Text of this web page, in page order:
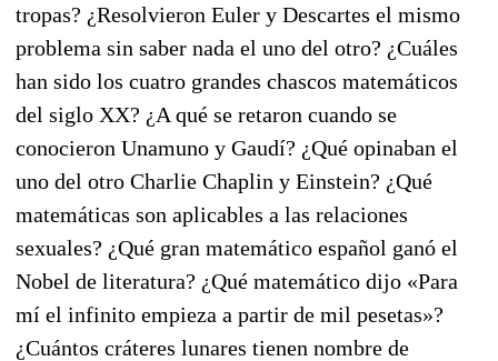
tropas? ¿Resolvieron Euler y Descartes el mismo
problema sin saber nada el uno del otro? ¿Cuáles
han sido los cuatro grandes chascos matemáticos
del siglo XX? ¿A qué se retaron cuando se
conocieron Unamuno y Gaudí? ¿Qué opinaban el
uno del otro Charlie Chaplin y Einstein? ¿Qué
matemáticas son aplicables a las relaciones
sexuales? ¿Qué gran matemático español ganó el
Nobel de literatura? ¿Qué matemático dijo «Para
mí el infinito empieza a partir de mil pesetas»?
¿Cuántos cráteres lunares tienen nombre de